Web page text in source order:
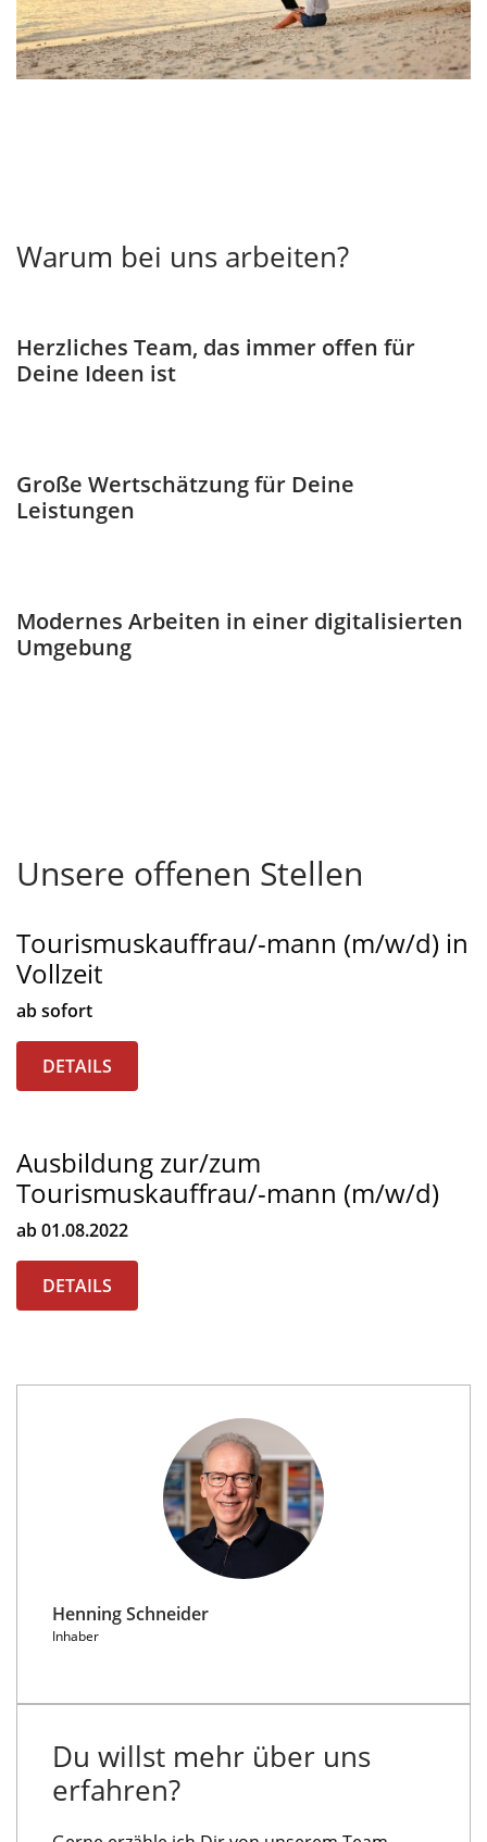
Warum bei uns arbeiten?
Herzliches Team, das immer offen für
Deine Ideen ist
Große Wertschätzung für Deine
Leistungen
Modernes Arbeiten in einer digitalisierten
Umgebung
Unsere offenen Stellen
Tourismuskauffrau/-mann (m/w/d) in
Vollzeit
ab sofort
DETAILS
Ausbildung zur/zum
Tourismuskauffrau/-mann (m/w/d)
ab 01.08.2022
DETAILS
Henning Schneider
Inhaber
Du willst mehr über uns
erfahren?